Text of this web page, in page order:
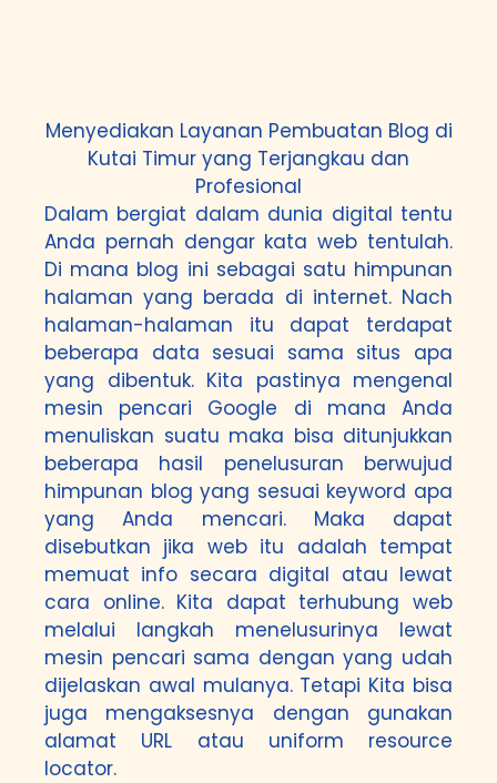
Menyediakan Layanan Pembuatan Blog di
Kutai Timur yang Terjangkau dan
Profesional
Dalam bergiat dalam dunia digital tentu
Anda pernah dengar kata web tentulah.
Di mana blog ini sebagai satu himpunan
halaman yang berada di internet. Nach
halaman-halaman itu dapat terdapat
beberapa data sesuai sama situs apa
yang dibentuk. Kita pastinya mengenal
mesin pencari Google di mana Anda
menuliskan suatu maka bisa ditunjukkan
beberapa hasil penelusuran berwujud
himpunan blog yang sesuai keyword apa
yang Anda mencari. Maka dapat
disebutkan jika web itu adalah tempat
memuat info secara digital atau lewat
cara online. Kita dapat terhubung web
melalui langkah menelusurinya lewat
mesin pencari sama dengan yang udah
dijelaskan awal mulanya. Tetapi Kita bisa
juga mengaksesnya dengan gunakan
alamat URL atau uniform resource
locator.